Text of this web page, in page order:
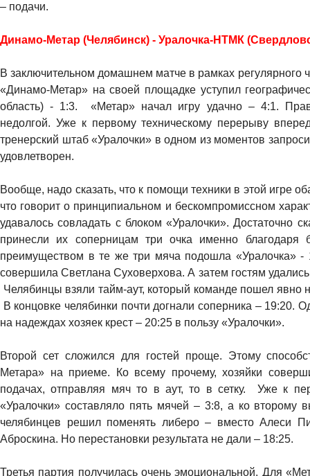
– подачи.
Динамо-Метар (Челябинск) - Уралочка-НТМК
В заключительном домашнем матче в рамках регулярного
«Динамо-Метар» на своей площадке уступил
область) - 1:3. «Метар» начал игру удачно – 4:1.
недолгой. Уже к первому техническому перерыву
тренерский штаб «Уралочки» в одном из моментов
удовлетворен.
Вообще, надо сказать, что к помощи техники в этой игре
что говорит о принципиальном и бескомпромиссном
удавалось совладать с блоком «Уралочки». Достаточно
принесли их соперницам три очка именно благодаря
преимуществом в те же три мяча подошла «Уралочка»
совершила Светлана Суховерхова. А затем гостям
Челябинцы взяли тайм-аут, который команде пошел явно
В концовке челябинки почти догнали соперника –
на надеждах хозяек крест – 20:25 в пользу «Уралочки».
Второй сет сложился для гостей проще. Этому
Метара» на приеме. Ко всему прочему, хозяйки
подачах, отправляя мяч то в аут, то в сетку. Уже к
«Уралочки» составляло пять мячей – 3:8, а ко
челябинцев решил поменять либеро – вместо Алеси
Аброскина. Но перестановки результата не дали – 18:25.
Третья партия получилась очень эмоциональной. Для